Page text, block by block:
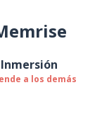
Inmersión
a los demás